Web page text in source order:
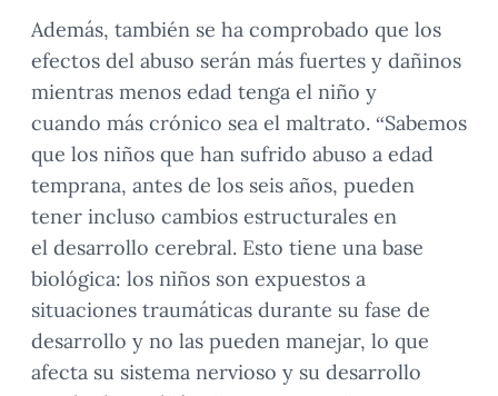
Además, también se ha comprobado que los
efectos del abuso serán más fuertes y dañinos
mientras menos edad tenga el niño y
cuando más crónico sea el maltrato. “Sabemos
que los niños que han sufrido abuso a edad
temprana, antes de los seis años, pueden
tener incluso cambios estructurales en
el desarrollo cerebral. Esto tiene una base
biológica: los niños son expuestos a
situaciones traumáticas durante su fase de
desarrollo y no las pueden manejar, lo que
afecta su sistema nervioso y su desarrollo